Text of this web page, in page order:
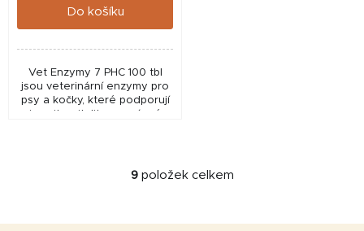
Do košíku
Vet Enzymy 7 PHC 100 tbl
jsou veterinární enzymy pro
psy a kočky, které podporují
O
9položek celkem